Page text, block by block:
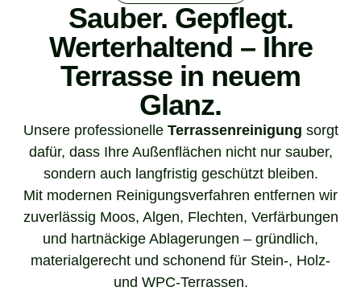
Sauber. Gepflegt.
Werterhaltend – Ihre
Terrasse in neuem
Glanz.
Unsere professionelle Terrassenreinigung sorgt
dafür, dass Ihre Außenflächen nicht nur sauber,
sondern auch langfristig geschützt bleiben.
Mit modernen Reinigungsverfahren entfernen wir
zuverlässig Moos, Algen, Flechten, Verfärbungen
und hartnäckige Ablagerungen – gründlich,
materialgerecht und schonend für Stein-, Holz-
und WPC-Terrassen.